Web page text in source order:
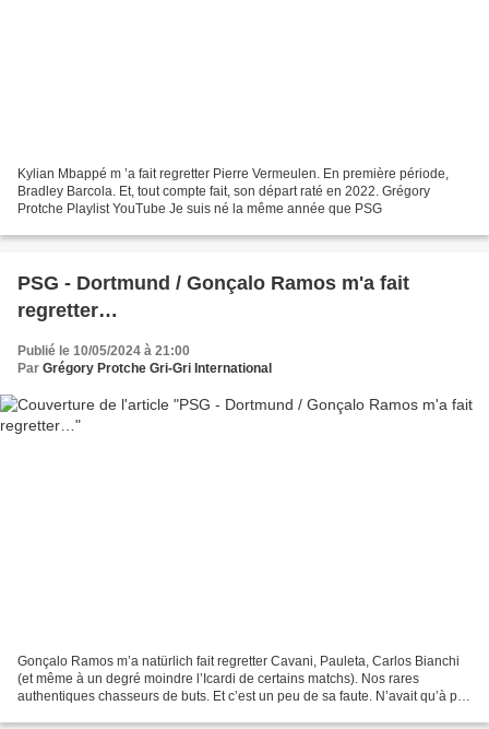
Kylian Mbappé m ’a fait regretter Pierre Vermeulen. En première période,
Bradley Barcola. Et, tout compte fait, son départ raté en 2022. Grégory
Protche Playlist YouTube Je suis né la même année que PSG
PSG - Dortmund / Gonçalo Ramos m'a fait
regretter…
Publié le 10/05/2024 à 21:00
Par Grégory Protche Gri-Gri International
Gonçalo Ramos m’a natürlich fait regretter Cavani, Pauleta, Carlos Bianchi
(et même à un degré moindre l’Icardi de certains matchs). Nos rares
authentiques chasseurs de buts. Et c’est un peu de sa faute. N’avait qu’à pas